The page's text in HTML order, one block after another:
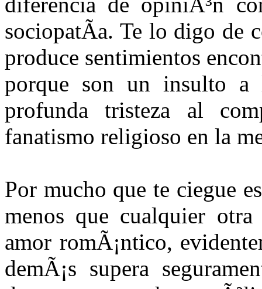
sociopatÃ­a. Te lo digo de
produce sentimientos
porque son un insulto
profunda tristeza al
fanatismo religioso en la
Por mucho que te ciegue
menos que cualquier
amor romÃ¡ntico,
demÃ¡s supera